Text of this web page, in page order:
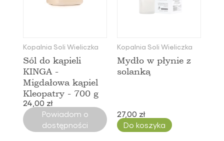
Kopalnia Soli Wieliczka
Sól do kąpieli
KINGA -
Migdałowa kąpiel
Kleopatry - 700 g
24,00 zł
Powiadom o
dostępności
Kopalnia Soli Wieliczka
Mydło w płynie z
solanką
27,00 zł
Do koszyka